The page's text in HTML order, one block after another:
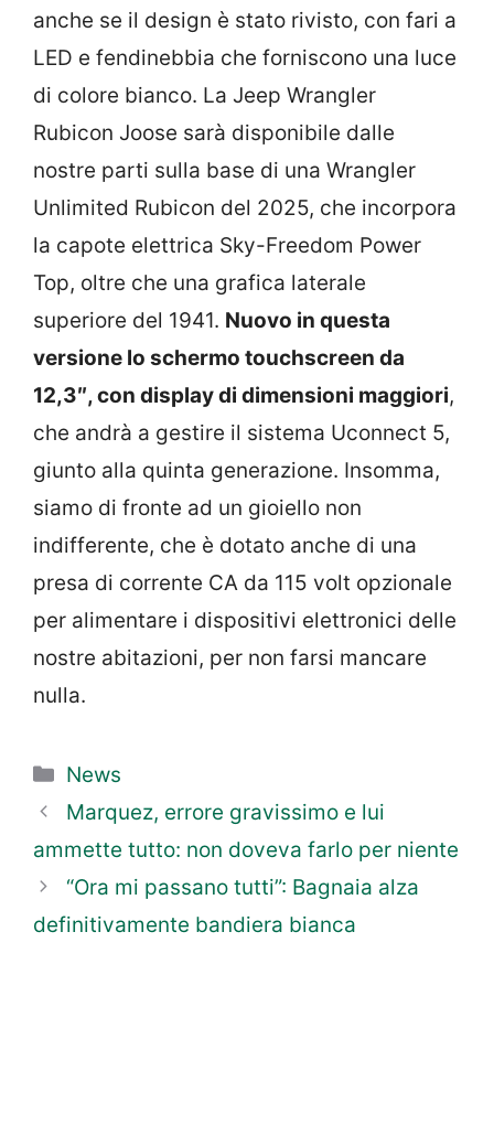
anche se il design è stato rivisto, con fari a
LED e fendinebbia che forniscono una luce
di colore bianco. La Jeep Wrangler
Rubicon Joose sarà disponibile dalle
nostre parti sulla base di una Wrangler
Unlimited Rubicon del 2025, che incorpora
la capote elettrica Sky-Freedom Power
Top, oltre che una grafica laterale
superiore del 1941. Nuovo in questa
versione lo schermo touchscreen da
12,3″, con display di dimensioni maggiori,
che andrà a gestire il sistema Uconnect 5,
giunto alla quinta generazione. Insomma,
siamo di fronte ad un gioiello non
indifferente, che è dotato anche di una
presa di corrente CA da 115 volt opzionale
per alimentare i dispositivi elettronici delle
nostre abitazioni, per non farsi mancare
nulla.
Categorie
News
Marquez, errore gravissimo e lui
ammette tutto: non doveva farlo per niente
“Ora mi passano tutti”: Bagnaia alza
definitivamente bandiera bianca